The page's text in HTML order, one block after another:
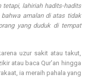
tetapi, lahiriah hadits-hadits
amalan di atas tidak
yang duduk di tempat
uzur sakit atau takut,
atau baca Qur’an hingga
ia meraih pahala yang